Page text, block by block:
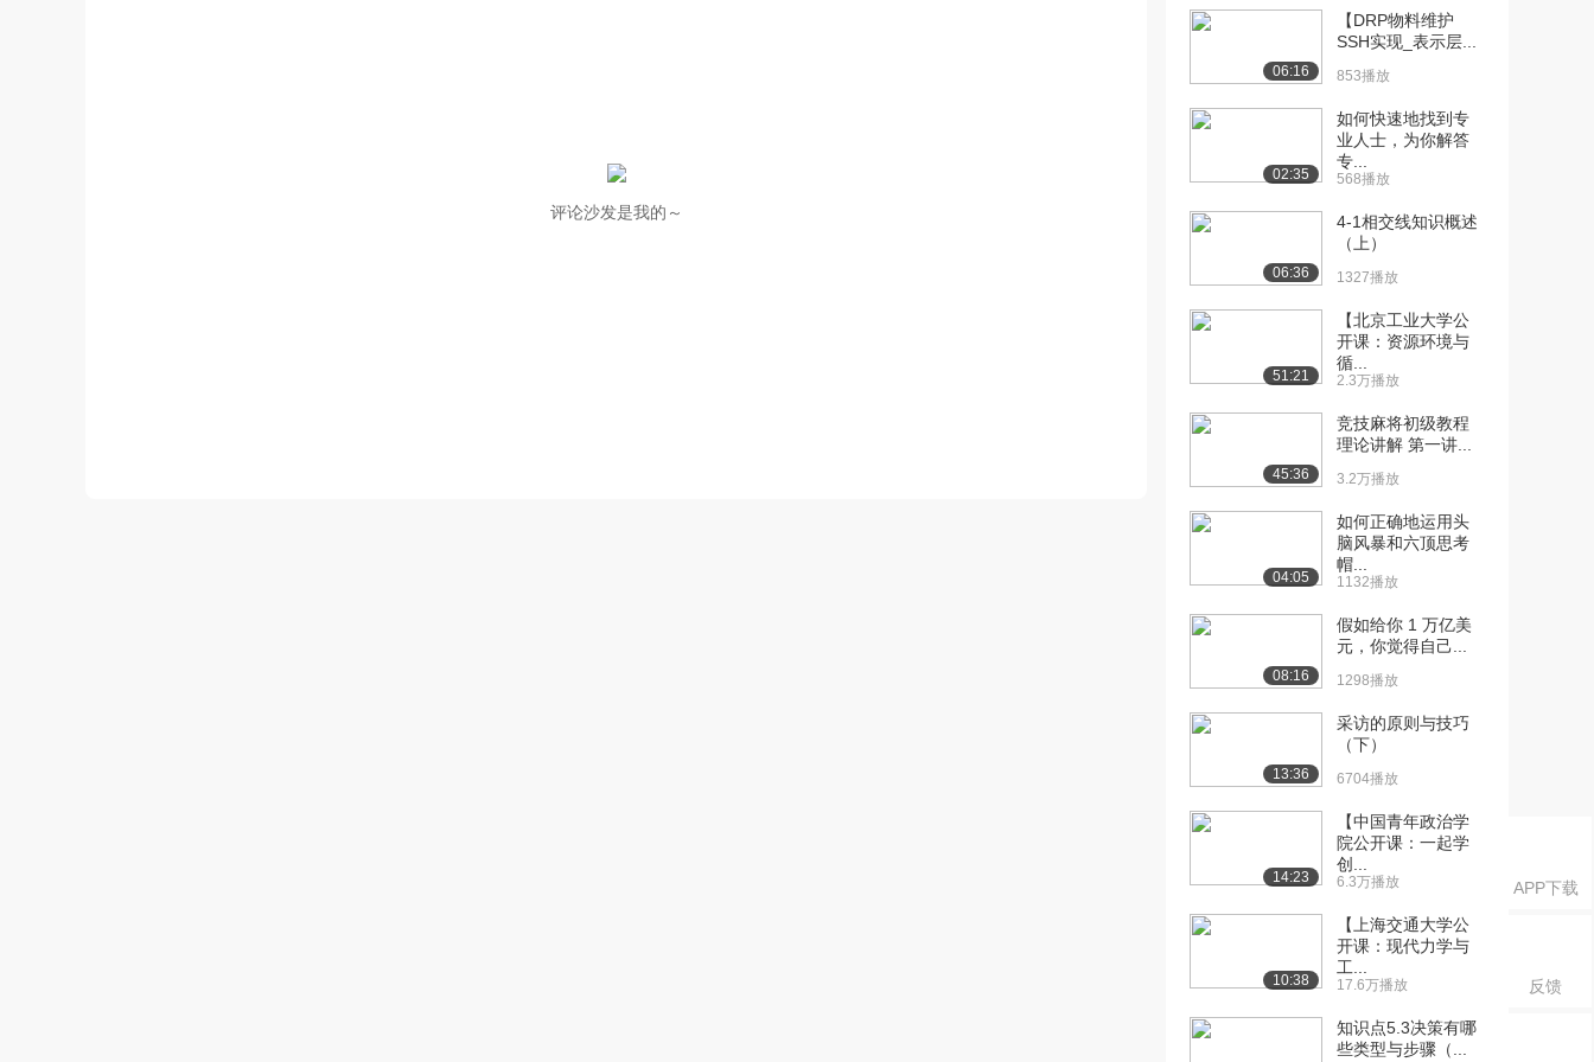
APP下载
反馈
评论沙发是我的～
[13] 复杂决策（上）
1870播放
11:30
[14] 复杂决策（中）
[15] 复杂决策（下） 待播放
06:16
【DRP物料维护
SSH实现_表示层...
853播放
02:35
如何快速地找到专
业人士，为你解答
专...
568播放
06:36
4-1相交线知识概述
（上）
1327播放
51:21
【北京工业大学公
开课：资源环境与
循...
2.3万播放
45:36
竞技麻将初级教程
理论讲解 第一讲...
3.2万播放
04:05
如何正确地运用头
脑风暴和六顶思考
帽...
1132播放
08:16
假如给你 1 万亿美
元，你觉得自己...
1298播放
13:36
采访的原则与技巧
（下）
6704播放
14:23
【中国青年政治学
院公开课：一起学
创...
6.3万播放
10:38
【上海交通大学公
开课：现代力学与
工...
17.6万播放
知识点5.3决策有哪
些类型与步骤（...